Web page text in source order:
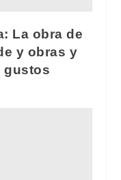
La obra de
y obras y
gustos